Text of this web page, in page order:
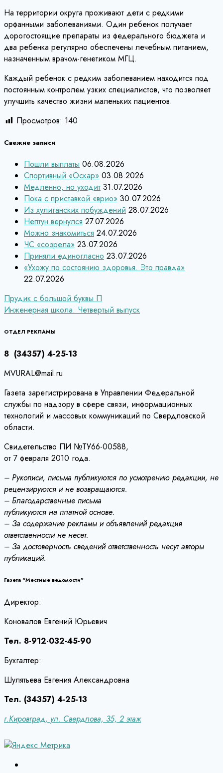
На территории округа проживают дети с редкими
орфанными заболеваниями. Один ребенок получает
дорогостоящие препараты из федерального бюджета и
два ребенка регулярно обеспечены лечебным питанием,
назначенным врачом-генетиком МГЦ.
Каждый ребенок с редким заболеванием находится под
постоянным контролем узких специалистов, что позволяет
улучшить качество жизни маленьких пациентов.
Просмотров: 140
Свежие записи
Пошли выплаты 06.08.2026
Спортивный «Оскар» 03.08.2026
Медленно, но уходит 31.07.2026
Пока с приставкой «врио» 30.07.2026
Из хулиганских побуждений 28.07.2026
Нептун вернулся 27.07.2026
Можно знакомиться 24.07.2026
ЧС «созрела» 23.07.2026
Приняли единогласно 23.07.2026
«Ухожу по состоянию здоровья. Это правда»
22.07.2026
Навигация
по
записям
Прудик с большой буквы П
Инженерная школа. Четвертый выпуск
ОТДЕЛ РЕКЛАМЫ
8 (34357) 4-25-13
MVURAL@mail.ru
Газета зарегистрирована в Управлении Федеральной
службы по надзору в сфере связи, информационных
технологий и массовых коммуникаций по Свердловской
области.
Свидетельство ПИ №ТУ66-00588,
от 7 февраля 2010 года.
– Рукописи, письма публикуются по усмотрению редакции, не
рецензируются и не возвращаются.
– Благодарственные письма
публикуются на платной основе.
– За содержание рекламы и объявлений редакция
ответственности не несет.
– За достоверность сведений ответственность несут авторы
публикаций.
Газета “Местные ведомости”
Директор:
Коновалов Евгений Юрьевич
Тел. 8-912-032-45-90
Бухгалтер:
Шулятьева Евгения Александровна
Тел. (34357) 4-25-13
г.Кировград, ул. Свердлова, 35, 2 этаж